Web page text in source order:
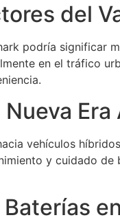
del
podría significar
en el tráfico
vehículos
y cuidado